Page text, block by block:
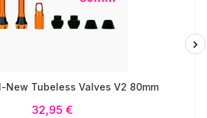
New Tubeless Valves V2 80mm
32,95 €